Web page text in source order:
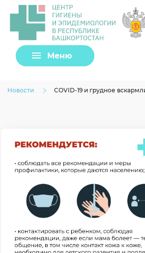
Меню
Новости COVID-19 и грудное
Задать
Клещи
Загрузить файл
Введите слово с картинки